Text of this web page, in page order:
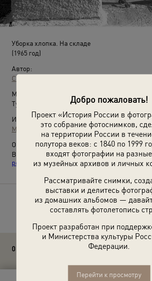
Добро пожаловать!
Проект «История России в
это собрание фотоснимков,
на территории России в
полутора веков: с 1840 по 1999
входят фотографии на
из музейных архивов и личных
Рассматривайте снимки,
выставки и делитесь
из домашних альбомов —
составлять фотолетопись
Проект разработан при
и Министерства культуры
Федерации.
Перейти к просмотру
Уборка хлопка. На складе
(1965 год)
Автор:
Сигизмунд Кропивницкий
Место съемки:
Туркменская ССР, Ташаузская обл., колхоз
Источники:
МАММ / МДФ
О фотографии:
Выставка
«Союз нерушимый республик
республик СССР и их 15 столиц»с этой
Расскажите друзьям об этом
0 комментариев